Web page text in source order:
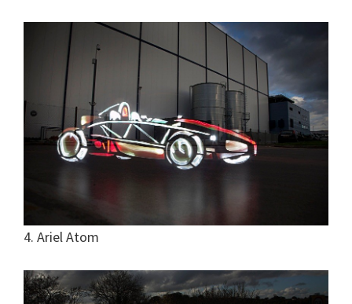
4. Ariel Atom